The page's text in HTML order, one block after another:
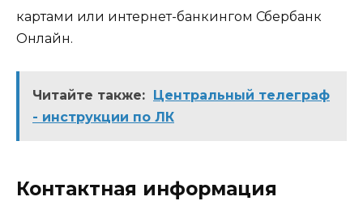
картами или интернет-банкингом Сбербанк
Онлайн.
Читайте также: Центральный телеграф
- инструкции по ЛК
Контактная информация